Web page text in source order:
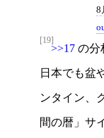
8
[19]
>>17 の分
日本でも盆
ンタイン、
間の暦」サ